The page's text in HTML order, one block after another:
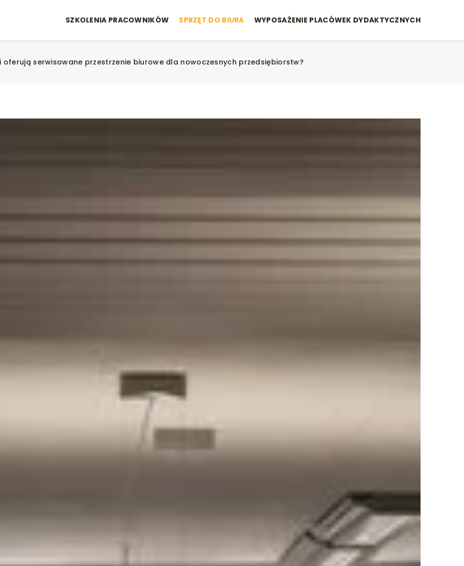
SZKOLENIA PRACOWNIKÓW SPRZĘT DO BIURA WYPOSAŻENIE PLACÓWEK DYDAKTYCZNYCH
oferują serwisowane przestrzenie biurowe dla nowoczesnych przedsiębiorstw?